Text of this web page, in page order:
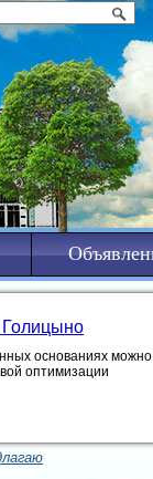
Голицыно
основаниях
оптимизации